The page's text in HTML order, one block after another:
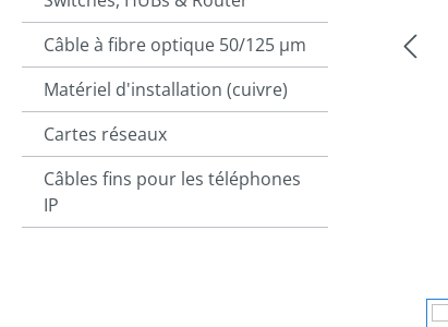
Câble à fibre optique 50/125 µm
Matériel d'installation (cuivre)
Cartes réseaux
Câbles fins pour les téléphones
IP